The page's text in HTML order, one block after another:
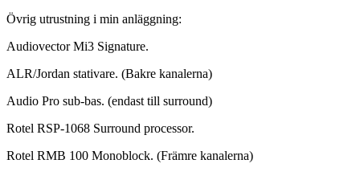
Övrig utrustning i min anläggning:
Audiovector Mi3 Signature.
ALR/Jordan stativare. (Bakre kanalerna)
Audio Pro sub-bas. (endast till surround)
Rotel RSP-1068 Surround processor.
Rotel RMB 100 Monoblock. (Främre kanalerna)